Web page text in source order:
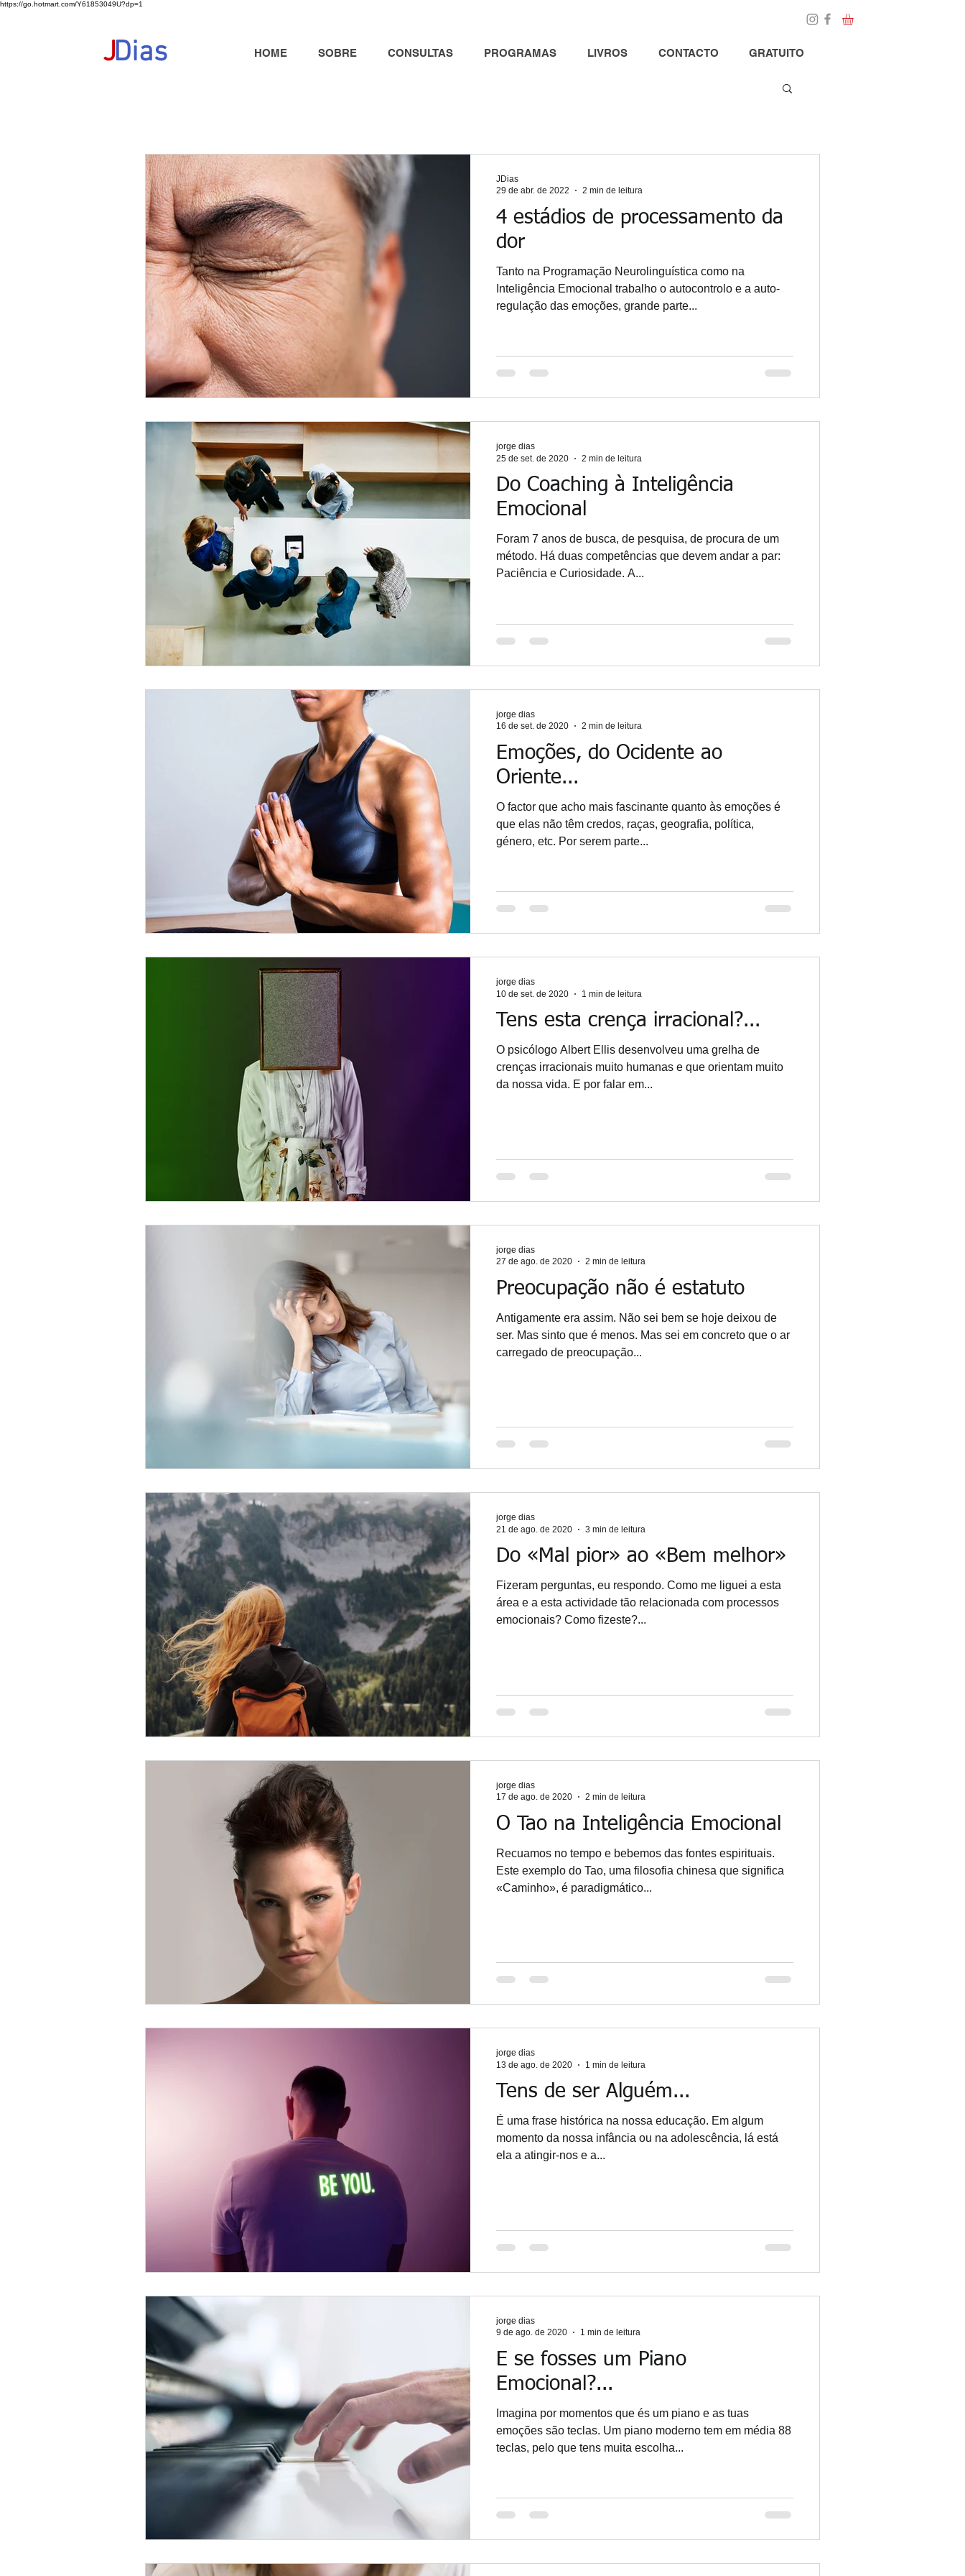
https://go.hotmart.com/Y61853049U?dp=1
JDias HOME SOBRE CONSULTAS PROGRAMAS LIVROS CONTACTO GRATUITO
4 estádios de processamento da
dor
Tanto na Programação Neurolinguística como na
Inteligência Emocional trabalho o autocontrolo e a auto-
regulação das emoções, grande parte...
JDias
29 de abr. de 2022
2 min de leitura
Do Coaching à Inteligência
Emocional
Foram 7 anos de busca, de pesquisa, de procura de um
método. Há duas competências que devem andar a par:
Paciência e Curiosidade. A...
jorge dias
25 de set. de 2020
2 min de leitura
Emoções, do Ocidente ao
Oriente...
O factor que acho mais fascinante quanto às emoções é
que elas não têm credos, raças, geografia, política,
género, etc. Por serem parte...
jorge dias
16 de set. de 2020
2 min de leitura
Tens esta crença irracional?...
O psicólogo Albert Ellis desenvolveu uma grelha de
crenças irracionais muito humanas e que orientam muito
da nossa vida. E por falar em...
jorge dias
10 de set. de 2020
1 min de leitura
Preocupação não é estatuto
Antigamente era assim. Não sei bem se hoje deixou de
ser. Mas sinto que é menos. Mas sei em concreto que o ar
carregado de preocupação...
jorge dias
27 de ago. de 2020
2 min de leitura
Do «Mal pior» ao «Bem melhor»
Fizeram perguntas, eu respondo. Como me liguei a esta
área e a esta actividade tão relacionada com processos
emocionais? Como fizeste?...
jorge dias
21 de ago. de 2020
3 min de leitura
O Tao na Inteligência Emocional
Recuamos no tempo e bebemos das fontes espirituais.
Este exemplo do Tao, uma filosofia chinesa que significa
«Caminho», é paradigmático...
jorge dias
17 de ago. de 2020
2 min de leitura
Tens de ser Alguém...
É uma frase histórica na nossa educação. Em algum
momento da nossa infância ou na adolescência, lá está
ela a atingir-nos e a...
jorge dias
13 de ago. de 2020
1 min de leitura
E se fosses um Piano
Emocional?...
Imagina por momentos que és um piano e as tuas
emoções são teclas. Um piano moderno tem em média 88
teclas, pelo que tens muita escolha...
jorge dias
9 de ago. de 2020
1 min de leitura